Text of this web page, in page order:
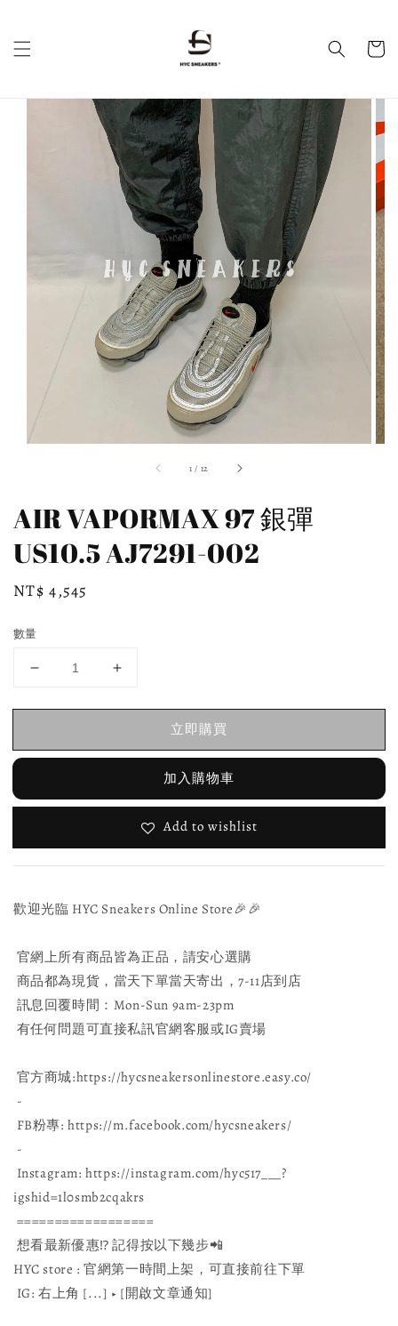
1 / 12
AIR VAPORMAX 97 銀彈
US10.5 AJ7291-002
Regular
NT$ 4,545
數量
立即購買
加入購物車
Add to wishlist
歡迎光臨 HYC Sneakers Online Store🎉🎉
官網上所有商品皆為正品，請安心選購
商品都為現貨，當天下單當天寄出，7-11店到店
訊息回覆時間：Mon-Sun 9am-23pm
有任何問題可直接私訊官網客服或IG賣場
官方商城:https://hycsneakersonlinestore.easy.co/
-
FB粉專: https://m.facebook.com/hycsneakers/
-
Instagram: https://instagram.com/hyc517___?
igshid=1l0smb2cqakrs
==================
想看最新優惠⁉ 記得按以下幾步📲
HYC store : 官網第一時間上架，可直接前往下單
IG: 右上角 [...] ▶️ [開啟文章通知]